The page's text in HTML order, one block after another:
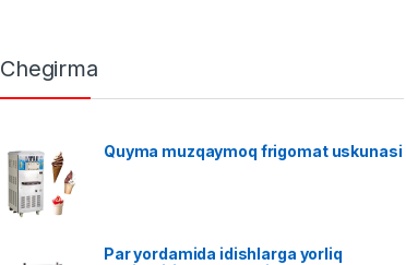
Chegirma
Quyma muzqaymoq frigomat uskunasi
Par yordamida idishlarga yorliq